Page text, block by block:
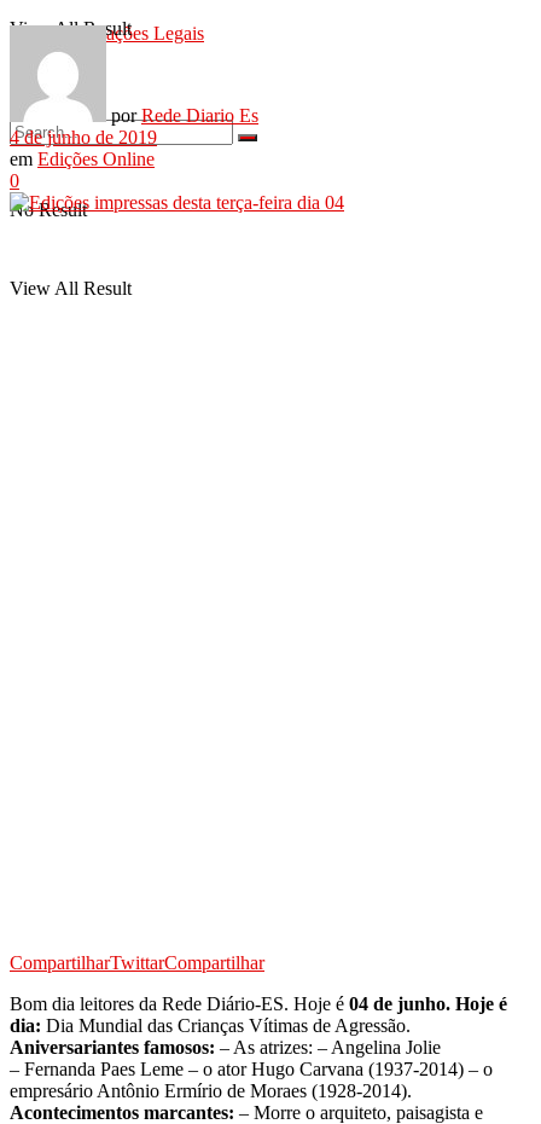
Publicações Legais
No Result
View All Result
View All Result
por Rede Diario Es
4 de junho de 2019
em Edições Online
0
CompartilharTwittarCompartilhar
Bom dia leitores da Rede Diário-ES. Hoje é 04 de junho. Hoje é
dia: Dia Mundial das Crianças Vítimas de Agressão.
Aniversariantes famosos: – As atrizes: – Angelina Jolie
– Fernanda Paes Leme – o ator Hugo Carvana (1937-2014) – o
empresário Antônio Ermírio de Moraes (1928-2014).
Acontecimentos marcantes: – Morre o arquiteto, paisagista e